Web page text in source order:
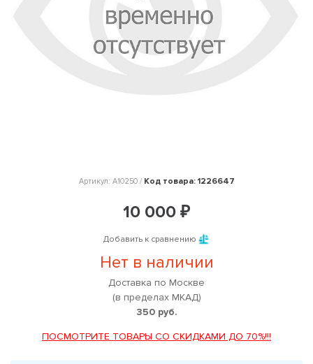
Артикул: A10250 / Код товара: 1226647
10 000 ₽
Добавить к сравнению
Нет в наличии
Доставка по Москве
(в пределах МКАД)
350 руб.
ПОСМОТРИТЕ ТОВАРЫ СО СКИДКАМИ ДО 70%!!!